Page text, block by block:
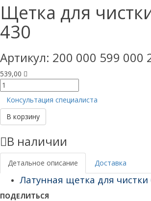
Щетка для
430
Артикул: 200 000 599 000
539,00
Количество
товара
Щетка
для
чистки
430
Консультация специалиста
В корзину
В наличии
Детальное описание Доставка
Латунная щетка для чистки
ПОДЕЛИТЬСЯ